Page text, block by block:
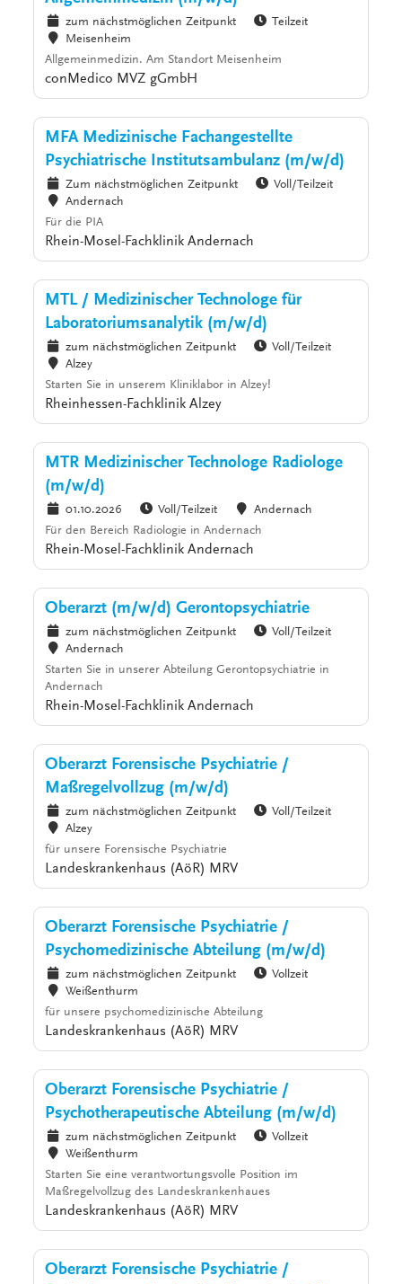
zum nächstmöglichen Zeitpunkt
Teilzeit
Meisenheim
Allgemeinmedizin. Am Standort Meisenheim
conMedico MVZ gGmbH
MFA Medizinische Fachangestellte
Psychiatrische Institutsambulanz (m/w/d)
Zum nächstmöglichen Zeitpunkt
Voll/Teilzeit
Andernach
Für die PIA
Rhein-Mosel-Fachklinik Andernach
MTL / Medizinischer Technologe für
Laboratoriumsanalytik (m/w/d)
zum nächstmöglichen Zeitpunkt
Voll/Teilzeit
Alzey
Starten Sie in unserem Kliniklabor in Alzey!
Rheinhessen-Fachklinik Alzey
MTR Medizinischer Technologe Radiologe
(m/w/d)
01.10.2026 Voll/Teilzeit
Andernach
Für den Bereich Radiologie in Andernach
Rhein-Mosel-Fachklinik Andernach
Oberarzt (m/w/d) Gerontopsychiatrie
zum nächstmöglichen Zeitpunkt
Voll/Teilzeit
Andernach
Starten Sie in unserer Abteilung Gerontopsychiatrie in
Andernach
Rhein-Mosel-Fachklinik Andernach
Oberarzt Forensische Psychiatrie /
Maßregelvollzug (m/w/d)
zum nächstmöglichen Zeitpunkt
Voll/Teilzeit
Alzey
für unsere Forensische Psychiatrie
Landeskrankenhaus (AöR) MRV
Oberarzt Forensische Psychiatrie /
Psychomedizinische Abteilung (m/w/d)
zum nächstmöglichen Zeitpunkt
Vollzeit
Weißenthurm
für unsere psychomedizinische Abteilung
Landeskrankenhaus (AöR) MRV
Oberarzt Forensische Psychiatrie /
Psychotherapeutische Abteilung (m/w/d)
zum nächstmöglichen Zeitpunkt
Vollzeit
Weißenthurm
Starten Sie eine verantwortungsvolle Position im
Maßregelvollzug des Landeskrankenhaues
Landeskrankenhaus (AöR) MRV
Oberarzt Forensische Psychiatrie /